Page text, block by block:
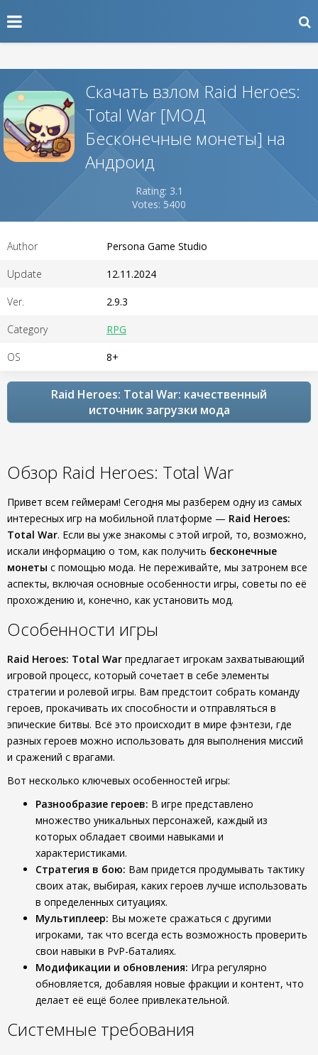
Скачать взлом Raid Heroes:
Total War [МОД
Бесконечные монеты] на
Андроид
Rating: 3.1
Votes: 5400
Author Persona Game Studio
Update 12.11.2024
Ver. 2.9.3
Category RPG
OS 8+
Raid Heroes: Total War: качественный
источник загрузки мода
Обзор Raid Heroes: Total War
Привет всем геймерам! Сегодня мы разберем одну из самых
интересных игр на мобильной платформе — Raid Heroes:
Total War. Если вы уже знакомы с этой игрой, то, возможно,
искали информацию о том, как получить бесконечные
монеты с помощью мода. Не переживайте, мы затронем все
аспекты, включая основные особенности игры, советы по её
прохождению и, конечно, как установить мод.
Особенности игры
Raid Heroes: Total War предлагает игрокам захватывающий
игровой процесс, который сочетает в себе элементы
стратегии и ролевой игры. Вам предстоит собрать команду
героев, прокачивать их способности и отправляться в
эпические битвы. Всё это происходит в мире фэнтези, где
разных героев можно использовать для выполнения миссий
и сражений с врагами.
Вот несколько ключевых особенностей игры:
Разнообразие героев: В игре представлено
множество уникальных персонажей, каждый из
которых обладает своими навыками и
характеристиками.
Стратегия в бою: Вам придется продумывать тактику
своих атак, выбирая, каких героев лучше использовать
в определенных ситуациях.
Мультиплеер: Вы можете сражаться с другими
игроками, так что всегда есть возможность проверить
свои навыки в PvP-баталиях.
Модификации и обновления: Игра регулярно
обновляется, добавляя новые фракции и контент, что
делает её ещё более привлекательной.
Системные требования